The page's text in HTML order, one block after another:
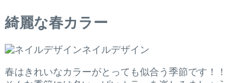
綺麗な春カラー
ネイルデザイン
春はきれいなカラーがとっても似合う季節です！！